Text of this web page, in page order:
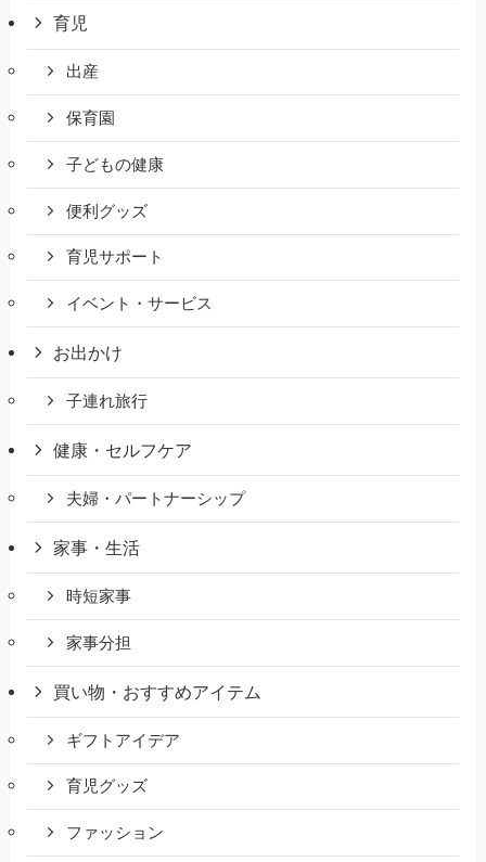
育児
出産
保育園
子どもの健康
便利グッズ
育児サポート
イベント・サービス
お出かけ
子連れ旅行
健康・セルフケア
夫婦・パートナーシップ
家事・生活
時短家事
家事分担
買い物・おすすめアイテム
ギフトアイデア
育児グッズ
ファッション